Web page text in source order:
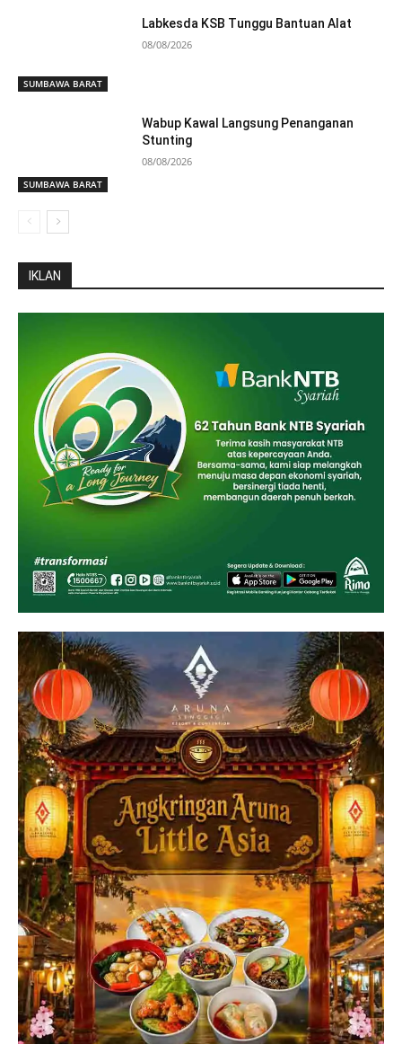
SUMBAWA BARAT
Labkesda KSB Tunggu Bantuan Alat
08/08/2026
SUMBAWA BARAT
Wabup Kawal Langsung Penanganan
Stunting
08/08/2026
IKLAN